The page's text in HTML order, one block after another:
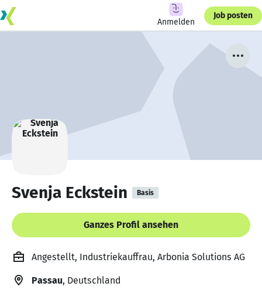
Anmelden
Job posten
Svenja Eckstein Basis
Ganzes Profil ansehen
Angestellt, Industriekauffrau, Arbonia Solutions AG
Passau, Deutschland